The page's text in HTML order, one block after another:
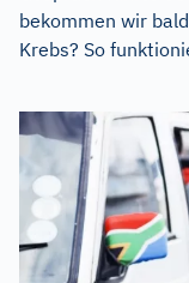
bekommen wir
Krebs? So